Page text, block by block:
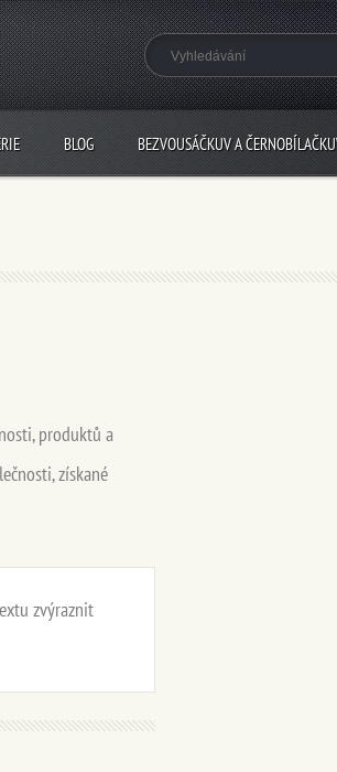
BLOG BEZVOUSÁČKUV A
produktů a
získané
zvýraznit